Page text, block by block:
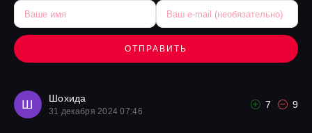
ОТПРАВИТЬ
Ш Шохида
31 декабря 2024 07:46
7 9